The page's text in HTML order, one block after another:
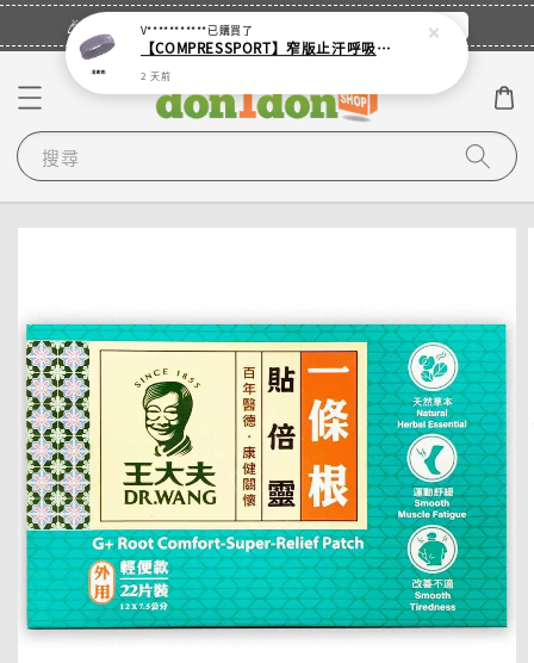
🎉登入會員・領取您的專屬折扣券！ 立即登入
搜尋
V***********已購買了
【COMPRESSPORT】窄版止汗呼吸頭帶2.0_【零碼】
2 天前